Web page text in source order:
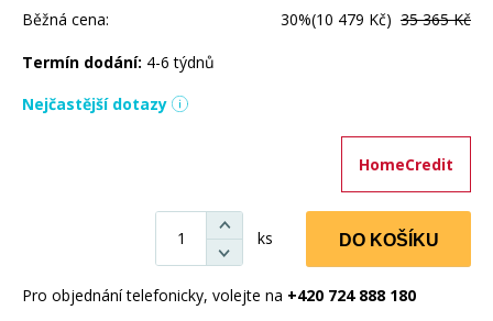
Běžná cena: 30%(10 479 Kč) 35 365 Kč
Termín dodání: 4-6 týdnů
Nejčastější dotazy
HomeCredit
ks DO KOŠÍKU
Pro objednání telefonicky, volejte na +420 724 888 180